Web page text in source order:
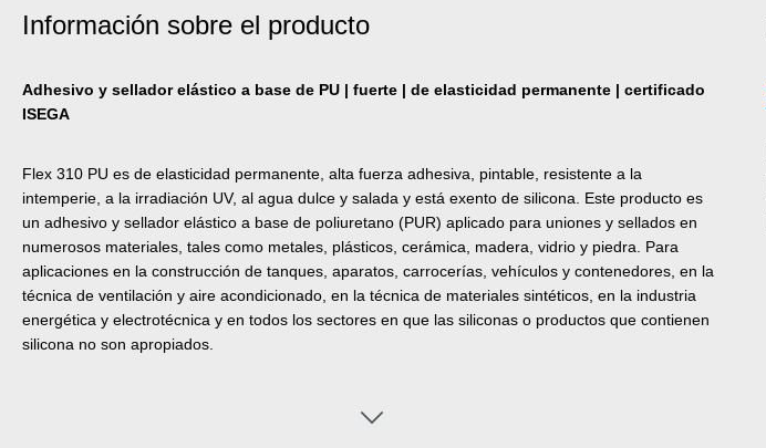
Información sobre el producto
Adhesivo y sellador elástico a base de PU | fuerte | de elasticidad permanente | certificado
ISEGA
Flex 310 PU es de elasticidad permanente, alta fuerza adhesiva, pintable, resistente a la
intemperie, a la irradiación UV, al agua dulce y salada y está exento de silicona. Este producto es
un adhesivo y sellador elástico a base de poliuretano (PUR) aplicado para uniones y sellados en
numerosos materiales, tales como metales, plásticos, cerámica, madera, vidrio y piedra. Para
aplicaciones en la construcción de tanques, aparatos, carrocerías, vehículos y contenedores, en la
técnica de ventilación y aire acondicionado, en la técnica de materiales sintéticos, en la industria
energética y electrotécnica y en todos los sectores en que las siliconas o productos que contienen
silicona no son apropiados.